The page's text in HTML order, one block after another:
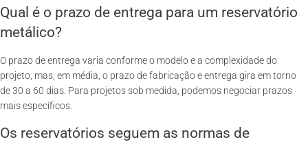
Qual é o prazo de entrega para um reservatório
metálico?
O prazo de entrega varia conforme o modelo e a complexidade do
projeto, mas, em média, o prazo de fabricação e entrega gira em torno
de 30 a 60 dias. Para projetos sob medida, podemos negociar prazos
mais específicos.
Os reservatórios seguem as normas de